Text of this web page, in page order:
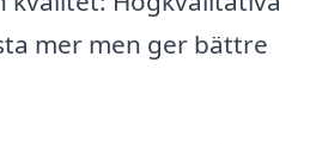
mer men ger bättre